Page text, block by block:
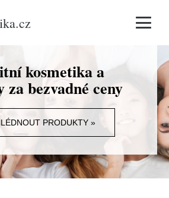
Vyhledávání
kosmetika a
za bezvadné ceny
PRODUKTY »